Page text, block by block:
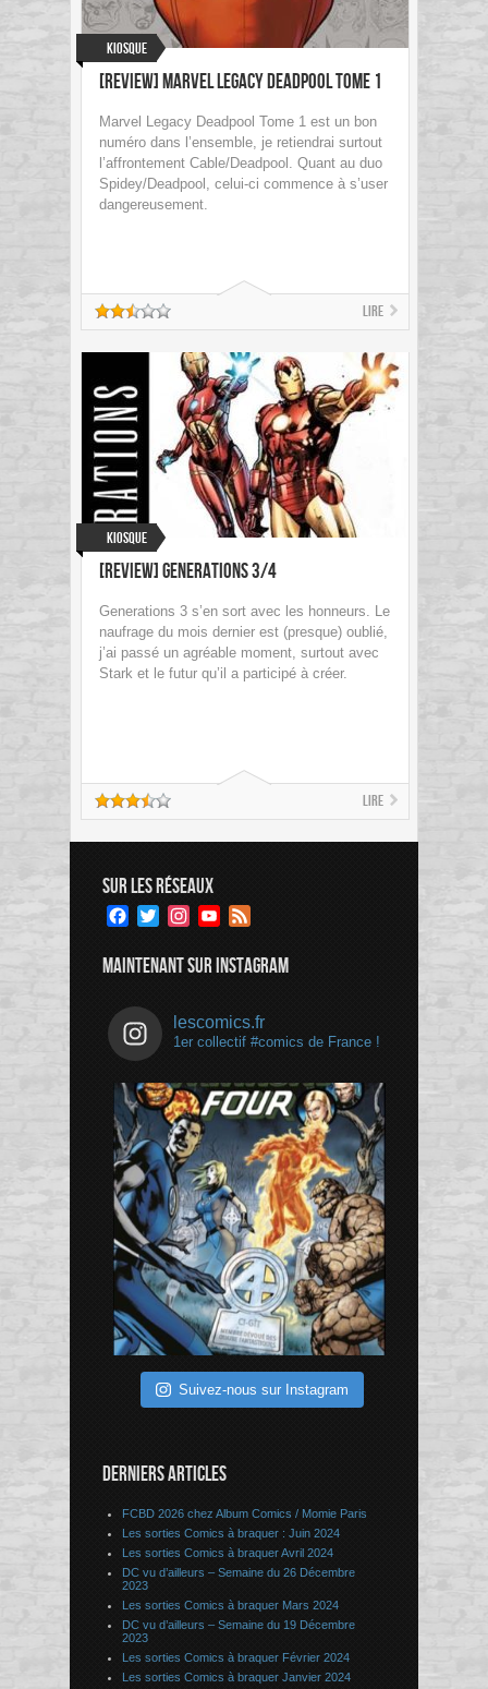
Kiosque
[Review] Marvel Legacy Deadpool Tome 1
Marvel Legacy Deadpool Tome 1 est un bon
numéro dans l’ensemble, je retiendrai surtout
l’affrontement Cable/Deadpool. Quant au duo
Spidey/Deadpool, celui-ci commence à s’user
dangereusement.
Lire
Kiosque
[Review] Generations 3/4
Generations 3 s’en sort avec les honneurs. Le
naufrage du mois dernier est (presque) oublié,
j’ai passé un agréable moment, surtout avec
Stark et le futur qu’il a participé à créer.
Lire
SUR LES RÉSEAUX
Facebook
TwitterInstagramYouTube
MAINTENANT SUR INSTAGRAM
lescomics.fr
1er collectif #comics de France !
Suivez-nous sur Instagram
DERNIERS ARTICLES
FCBD 2026 chez Album Comics / Momie Paris
Les sorties Comics à braquer : Juin 2024
Les sorties Comics à braquer Avril 2024
DC vu d’ailleurs – Semaine du 26 Décembre
2023
Les sorties Comics à braquer Mars 2024
DC vu d’ailleurs – Semaine du 19 Décembre
2023
Les sorties Comics à braquer Février 2024
Les sorties Comics à braquer Janvier 2024